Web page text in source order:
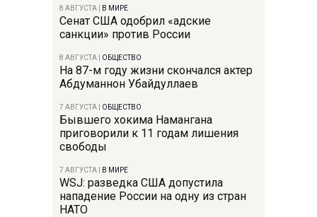
8 АВГУСТА В МИРЕ
Сенат США одобрил «адские
санкции» против России
8 АВГУСТА ОБЩЕСТВО
На 87-м году жизни скончался актер
Абдуманнон Убайдуллаев
7 АВГУСТА ОБЩЕСТВО
Бывшего хокима Намангана
приговорили к 11 годам лишения
свободы
7 АВГУСТА В МИРЕ
WSJ: разведка США допустила
нападение России на одну из стран
НАТО